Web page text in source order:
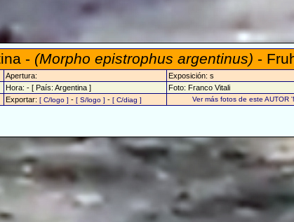
- (Morpho epistrophus argentinus) -
Apertura: Exposición: s
Hora: - [ País: Argentina ] Foto: Franco Vitali
Exportar: [ C/logo ] - [ S/logo ] - [ C/diag ] Ver más fotos de este AUTOR